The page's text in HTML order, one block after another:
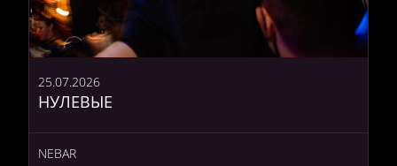
НУЛЕВЫЕ
25.07.2026
NEBAR